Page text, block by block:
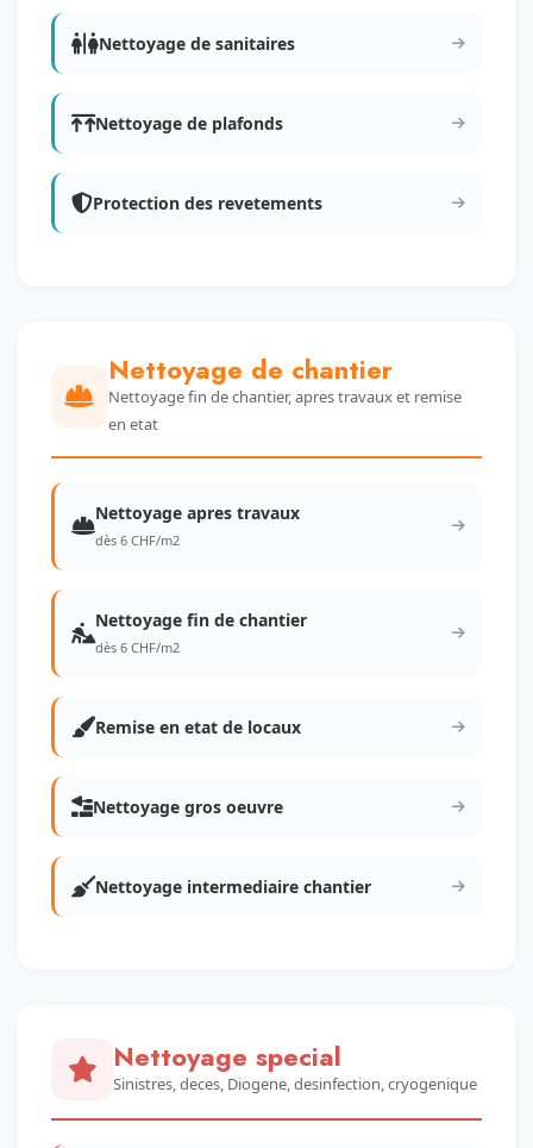
Nettoyage de sanitaires
Nettoyage de plafonds
Protection des revetements
Nettoyage de chantier
Nettoyage fin de chantier, apres travaux et remise
en etat
Nettoyage apres travaux
dès 6 CHF/m2
Nettoyage fin de chantier
dès 6 CHF/m2
Remise en etat de locaux
Nettoyage gros oeuvre
Nettoyage intermediaire chantier
Nettoyage special
Sinistres, deces, Diogene, desinfection, cryogenique